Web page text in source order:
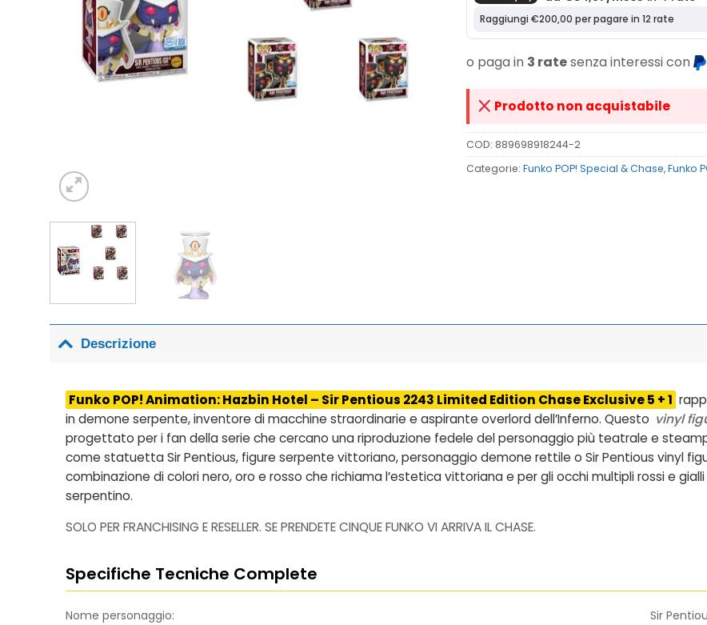
o paga in 3 ratesenza interessi con
Prodotto non acquistabile
COD: 889698918244-2
Categorie: Funko POP! Special & Chase,Funko
Descrizione
Funko POP! Animation: Hazbin Hotel – Sir Pentious 2243 Limited Edition Chase Exclusive 5 + 1
in demone serpente, inventore di macchine straordinarie e aspirante overlord dell’Inferno. Questo vinyl
progettato per i fan della serie che cercano una riproduzione fedele del personaggio più teatrale e
come statuetta Sir Pentious, figure serpente vittoriano, personaggio demone rettile o Sir Pentious vinyl
combinazione di colori nero, oro e rosso che richiama l’estetica vittoriana e per gli occhi multipli rossi e
serpentino.
SOLO PER FRANCHISING E RESELLER. SE PRENDETE CINQUE FUNKO VI ARRIVA IL CHASE.
Specifiche Tecniche Complete
Nome personaggio:
Sir